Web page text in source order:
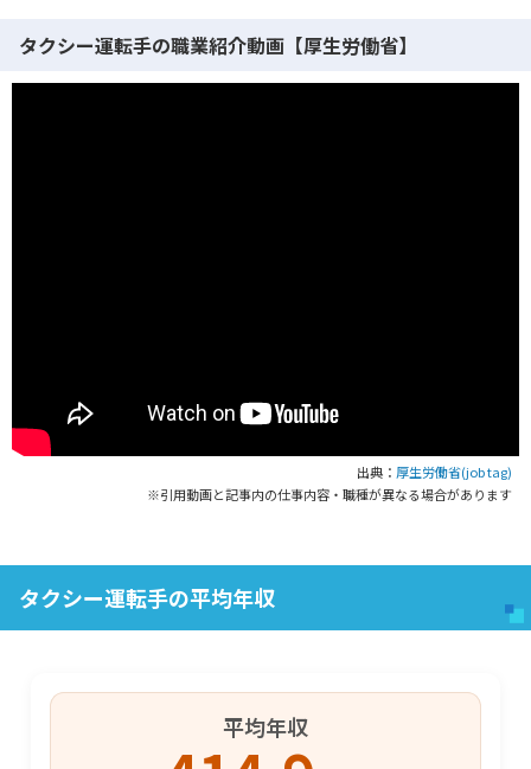
タクシー運転手の職業紹介動画【厚生労働省】
出典： 厚生労働省(job tag)
※引用動画と記事内の仕事内容・職種が異なる場合があります
タクシー運転手の平均年収
平均年収